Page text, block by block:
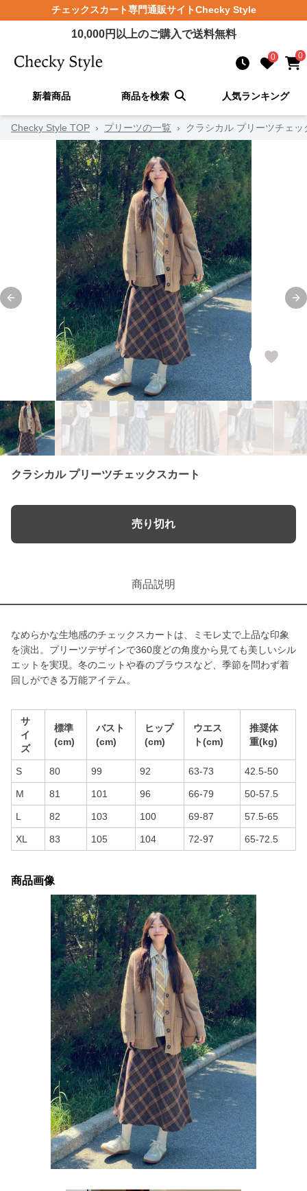
チェックスカート専門通販サイトChecky Style
10,000円以上のご購入で送料無料
0 0
新着商品 商品を検索 人気ランキング
Checky Style TOP › プリーツの一覧 › クラシカル プリーツチェッ
Previous slide
クラシカル プリーツチェックスカート
売り切れ
商品説明
なめらかな生地感のチェックスカートは、ミモレ丈で上品な印象
を演出。プリーツデザインで360度どの角度から見ても美しいシル
エットを実現。冬のニットや春のブラウスなど、季節を問わず着
回しができる万能アイテム。
サ
イ
ズ
標準
(cm)
バスト
(cm)
ヒップ
(cm)
ウエス
ト(cm)
推奨体
重(kg)
S 80 99 92 63-73 42.5-50
M 81 101 96 66-79 50-57.5
L 82 103 100 69-87 57.5-65
XL 83 105 104 72-97 65-72.5
商品画像